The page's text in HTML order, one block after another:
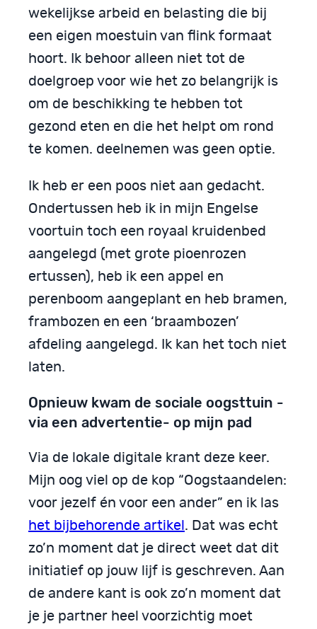
wekelijkse arbeid en belasting die bij
een eigen moestuin van flink formaat
hoort. Ik behoor alleen niet tot de
doelgroep voor wie het zo belangrijk is
om de beschikking te hebben tot
gezond eten en die het helpt om rond
te komen. deelnemen was geen optie.
Ik heb er een poos niet aan gedacht.
Ondertussen heb ik in mijn Engelse
voortuin toch een royaal kruidenbed
aangelegd (met grote pioenrozen
ertussen), heb ik een appel en
perenboom aangeplant en heb bramen,
frambozen en een ‘braambozen’
afdeling aangelegd. Ik kan het toch niet
laten.
Opnieuw kwam de sociale oogsttuin -
via een advertentie- op mijn pad
Via de lokale digitale krant deze keer.
Mijn oog viel op de kop “Oogstaandelen:
voor jezelf én voor een ander” en ik las
het bijbehorende artikel . Dat was echt
zo’n moment dat je direct weet dat dit
initiatief op jouw lijf is geschreven. Aan
de andere kant is ook zo’n moment dat
je je partner heel voorzichtig moet